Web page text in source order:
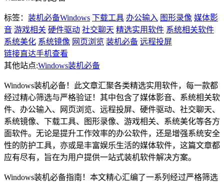
标签： 装机必备Windows 下载工具 办公输入 图形录像 媒体影
音 游戏相关 硬件驱动 社交聊天 精选实用软件 系统相关软件
系统美化 系统镜像 网页浏览 装机必备 远程投屏
链接直达手机查看
其他站点:Windows装机必备
Windows装机必备！此文章汇聚各类精选实用软件，每一款都
经过精心筛选与严格验证！‌其中包含了媒体影音、系统相关软
件、办公输入、网页浏览、远程投屏、硬件驱动、社交聊天、
系统镜像、下载工具、图形录像、游戏相关、系统美化等各方
面软件。无论是提升工作效率的办公软件，还是增强系统安全
性的防护工具，亦或是丰富娱乐生活的媒体软件，这篇文章都
应有尽有，旨在为用户提供一站式装机软件解决方案。‌
Windows装机必备指南！本文精心汇编了一系列经过严格筛选